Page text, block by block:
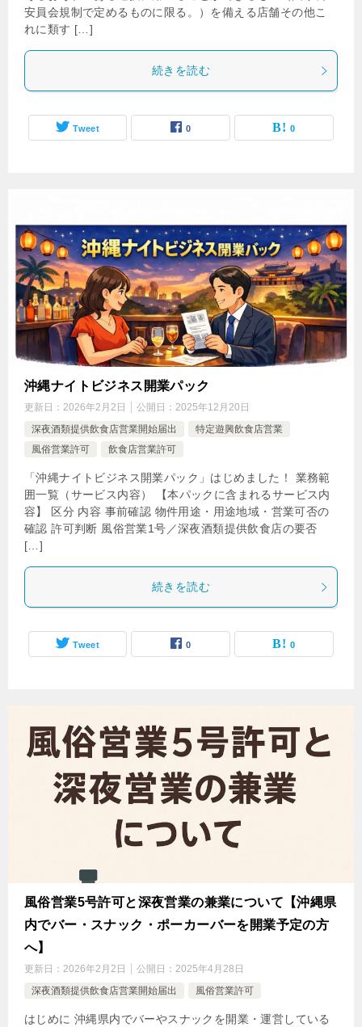
安員会規制で定めるものに限る。）を備える店舗その他こ
れに類す […]
続きを読む
Tweet 0 0
沖縄ナイトビジネス開業パック
更新日： 2026年2月2日 公開日： 2025年12月20日
深夜酒類提供飲食店営業開始届出
特定遊興飲食店営業
風俗営業許可
飲食店営業許可
「沖縄ナイトビジネス開業パック」はじめました！ 業務範
囲一覧（サービス内容） 【本パックに含まれるサービス内
容】 区分 内容 事前確認 物件用途・用途地域・営業可否の
確認 許可判断 風俗営業1号／深夜酒類提供飲食店の要否
[…]
続きを読む
Tweet 0 0
風俗営業5号許可と深夜営業の兼業について【沖縄県
内でバー・スナック・ポーカーバーを開業予定の方
へ】
更新日： 2026年2月2日 公開日： 2025年4月28日
深夜酒類提供飲食店営業開始届出
風俗営業許可
はじめに 沖縄県内でバーやスナックを開業・運営している